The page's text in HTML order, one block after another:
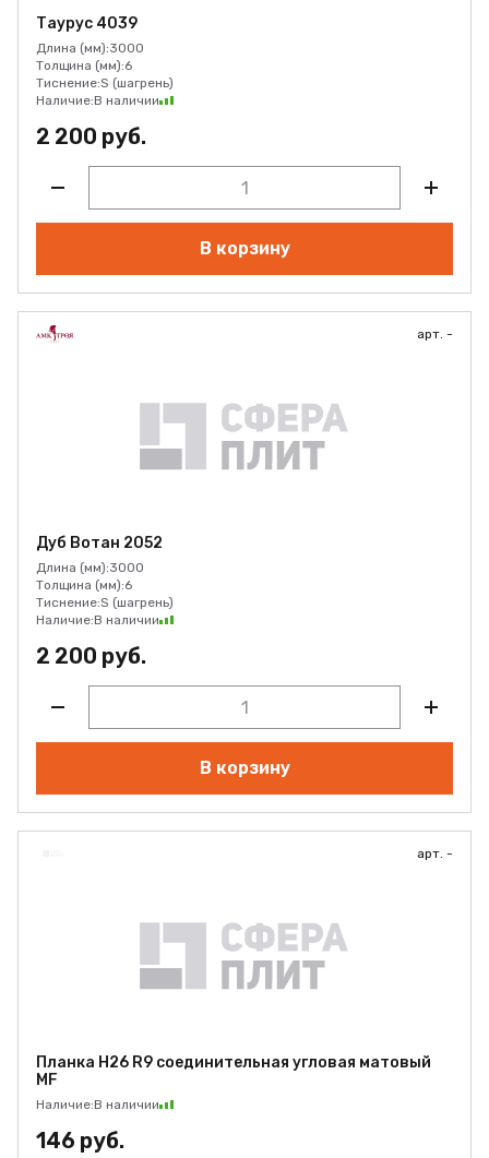
Таурус 4039
Длина (мм):3000
Толщина (мм):6
Тиснение:S (шагрень)
Наличие:В наличии
2 200 руб.
В корзину
арт. -
Дуб Вотан 2052
Длина (мм):3000
Толщина (мм):6
Тиснение:S (шагрень)
Наличие:В наличии
2 200 руб.
В корзину
арт. -
Планка Н26 R9 соединительная угловая матовый
MF
Наличие:В наличии
146 руб.